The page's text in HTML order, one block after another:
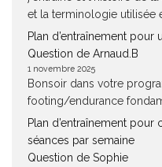
et la terminologie utilisée
Plan d’entraînement pour
Question de Arnaud.B
1 novembre 2025
Bonsoir dans votre
footing/endurance
Plan d’entraînement
séances par semaine
Question de Sophie